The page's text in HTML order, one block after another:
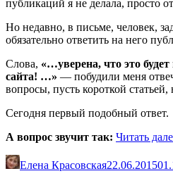
публикаций я не делала, просто
Но недавно, в письме, человек,
обязательно ответить на него
Слова, «…уверена, что это
сайта! …» — побудили меня
вопросы, пусть короткой статьей,
Сегодня первый подобный ответ.
А вопрос звучит так: Читать
Елена Красовская22.06.2015